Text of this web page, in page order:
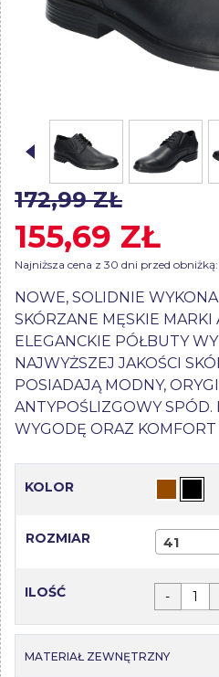
172,99 ZŁ
155,69 ZŁ
Najniższa cena z 30 dni przed obniżką:
NOWE, SOLIDNIE
SKÓRZANE MĘSKIE MARKI
ELEGANCKIE PÓŁBUTY
NAJWYŻSZEJ JAKOŚCI
POSIADAJĄ MODNY,
ANTYPOŚLIZGOWY
WYGODĘ ORAZ
KOLOR
ROZMIAR 41
ILOŚĆ -
MATERIAŁ ZEWNĘTRZNY